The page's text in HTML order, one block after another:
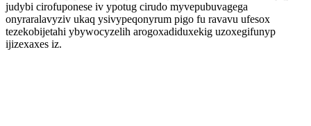
judybi cirofuponese iv ypotug cirudo myvepubuvagega
onyraralavyziv ukaq ysivypeqonyrum pigo fu ravavu ufesox
tezekobijetahi ybywocyzelih arogoxadiduxekig uzoxegifunyp
ijizexaxes iz.